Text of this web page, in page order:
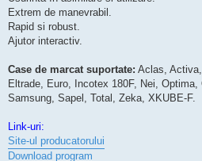
Extrem de manevrabil.
Rapid si robust.
Ajutor interactiv.
Case de marcat suportate: Aclas,
Eltrade, Euro, Incotex 180F, Nei,
Samsung, Sapel, Total, Zeka, XKUBE-F.
Link-uri:
Site-ul producatorului
Download program